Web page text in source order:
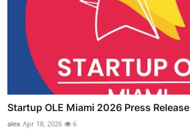
Startup OLE Miami 2026 Press Release
alex Apr 18, 2026 6